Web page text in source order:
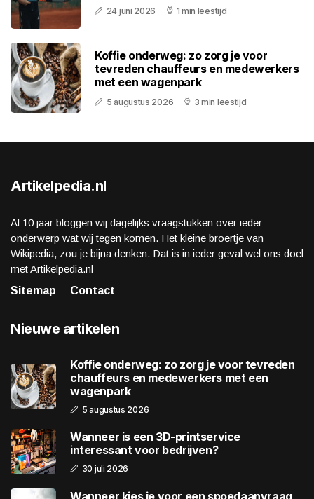
24 juni 2026 1 min leestijd
Koffie onderweg: zo zorg je voor
tevreden chauffeurs en medewerkers
met een wagenpark
5 augustus 2026 3 min leestijd
Artikelpedia.nl
Al 10 jaar bloggen wij dagelijks vraagstukken over ieder
onderwerp wat wij tegen komen. Het kleine broertje van
Wikipedia, zou je bijna denken. Dat is in ieder geval wel ons doel
met Artikelpedia.nl
Sitemap
Contact
Nieuwe artikelen
Koffie onderweg: zo zorg je voor tevreden
chauffeurs en medewerkers met een
wagenpark
5 augustus 2026
Wanneer is een 3D-printservice
interessant voor bedrijven?
30 juli 2026
Wanneer kies je voor een spoedaanvraag